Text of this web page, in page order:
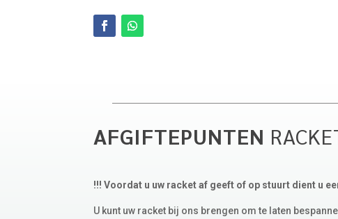
AFGIFTEPUNTEN
!!! Voordat u uw racket af geeft of op stuurt dient u
U kunt uw racket bij ons brengen om te laten